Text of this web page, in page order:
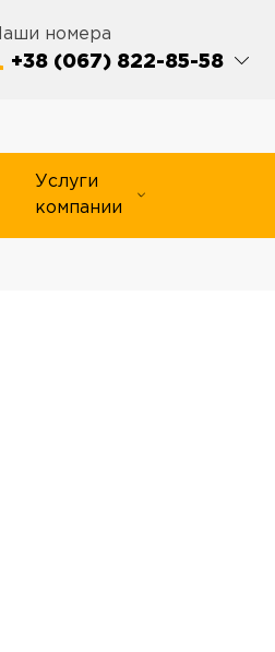
номера
+38 (067) 822-85-58
Услуги
компании